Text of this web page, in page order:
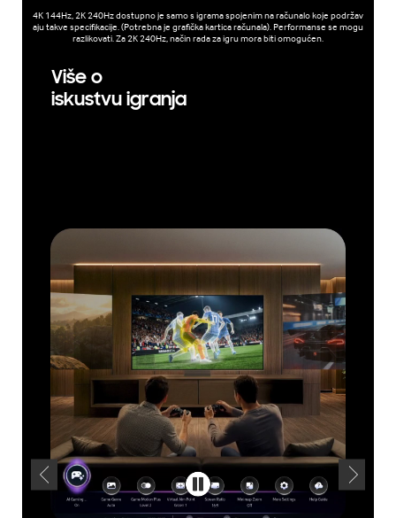
4K 144Hz, 2K 240Hz dostupno je samo s igrama spojenim na računalo koje podržav
aju takve specifikacije. (Potrebna je grafička kartica računala). Performanse se mogu
razlikovati. Za 2K 240Hz, način rada za igru ​​mora biti omogućen.
Više o
iskustvu igranja